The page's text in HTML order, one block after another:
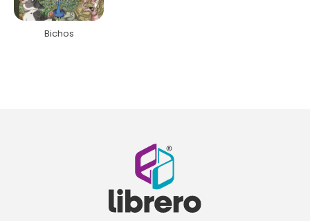
Bichos